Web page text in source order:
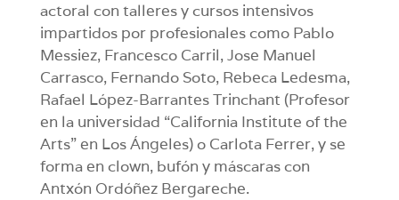
actoral con talleres y cursos intensivos
impartidos por profesionales como Pablo
Messiez, Francesco Carril, Jose Manuel
Carrasco, Fernando Soto, Rebeca Ledesma,
Rafael López-Barrantes Trinchant (Profesor
en la universidad “California Institute of the
Arts” en Los Ángeles) o Carlota Ferrer, y se
forma en clown, bufón y máscaras con
Antxón Ordóñez Bergareche.